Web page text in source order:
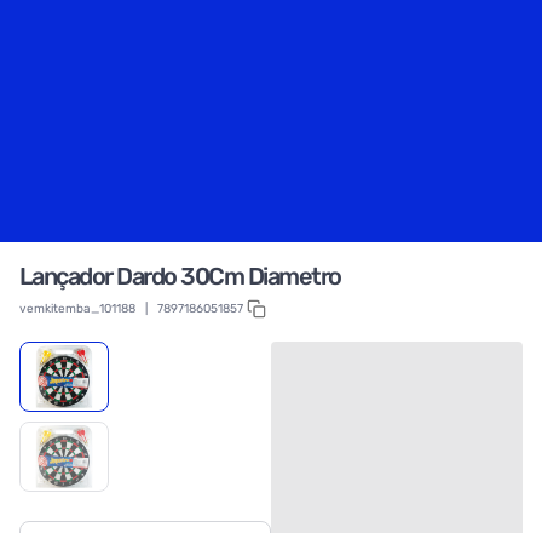
Lançador Dardo 30Cm Diametro
vemkitemba_101188 7897186051857